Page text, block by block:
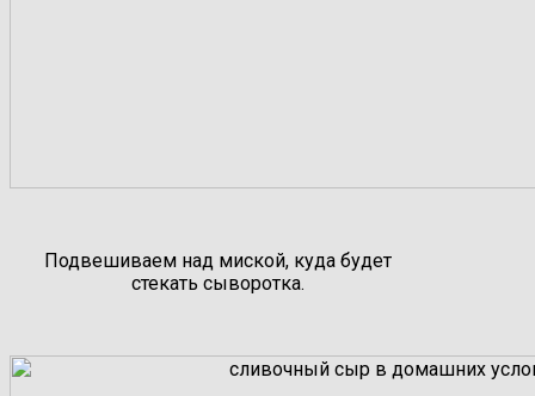
Подвешиваем над миской, куда будет
стекать сыворотка.